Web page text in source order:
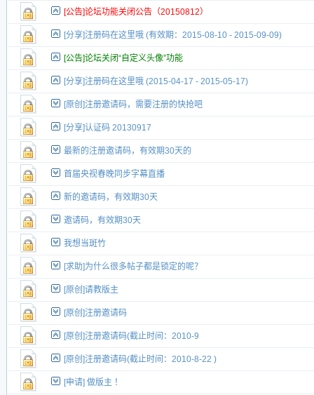
[公告]论坛功能关闭公告（20150812）
[分享]注册码在这里哦 (有效期：2015-08-10 - 2015-09-09)
[公告]论坛关闭“自定义头像”功能
[分享]注册码在这里哦 (2015-04-17 - 2015-05-17)
[原创]注册邀请码，需要注册的快抢吧
[分享]认证码 20130917
最新的注册邀请码，有效期30天的
首届央视春晚同步字幕直播
新的邀请码，有效期30天
邀请码，有效期30天
我想当斑竹
[求助]为什么很多帖子都是锁定的呢？
[原创]请教版主
[原创]注册邀请码
[原创]注册邀请码(截止时间：2010-9
[原创]注册邀请码(截止时间：2010-8-22 )
[申请] 做版主 ！